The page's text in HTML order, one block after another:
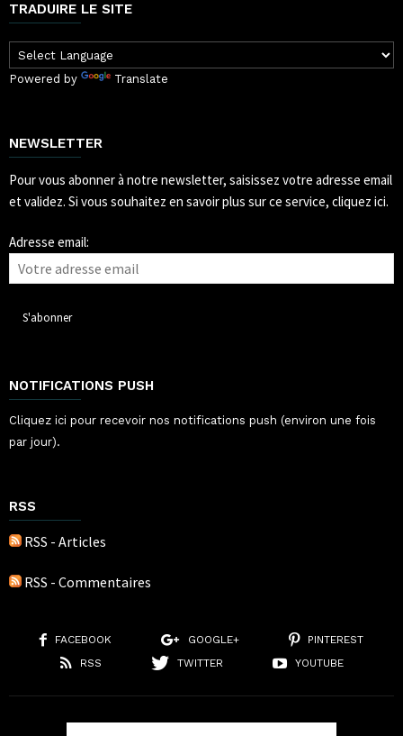
TRADUIRE LE SITE
Powered by Translate
NEWSLETTER
Pour vous abonner à notre newsletter, saisissez votre adresse email
et validez. Si vous souhaitez en savoir plus sur ce service, cliquez ici.
Adresse email:
NOTIFICATIONS PUSH
Cliquez ici pour recevoir nos notifications push (environ une fois
par jour).
RSS
RSS - Articles
RSS - Commentaires
FACEBOOK GOOGLE+
PINTEREST
RSS
TWITTER YOUTUBE